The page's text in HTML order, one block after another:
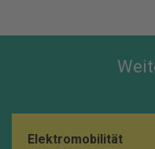
Elektromobilität